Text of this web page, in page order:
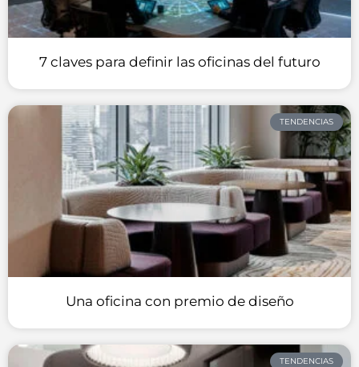
7 claves para definir las oficinas del futuro
TENDENCIAS
Una oficina con premio de diseño
TENDENCIAS